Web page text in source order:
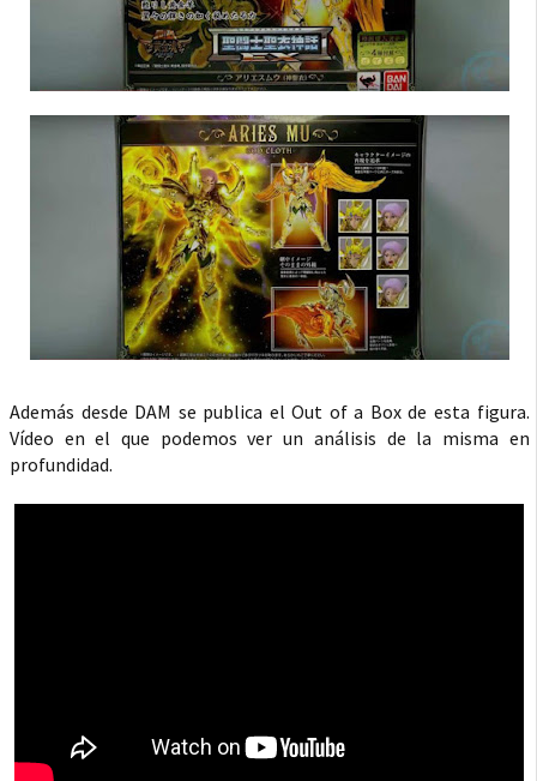
Además desde DAM se publica el Out of a Box de esta figura.
Vídeo en el que podemos ver un análisis de la misma en
profundidad.